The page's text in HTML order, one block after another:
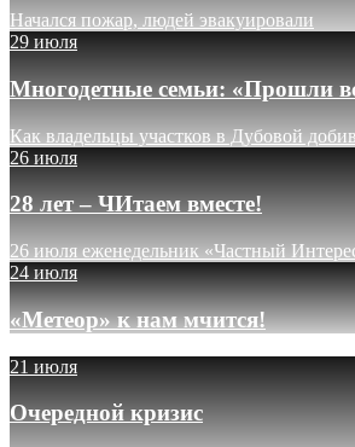
Начался пожар, людей эвакуировали
29 июля
Многодетные семьи: «Прошли
Как владельцы участков в Дубовой
26 июля
28 лет – ЧИтаем вместе!
26 июля еженедельник «Частный
24 июля
«Метеор» к нам мчится!
21 июля
Очередной кризис